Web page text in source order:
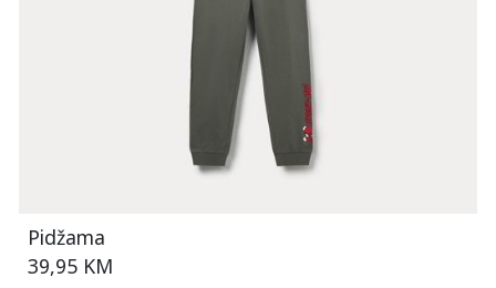
Pidžama
39,95 KM